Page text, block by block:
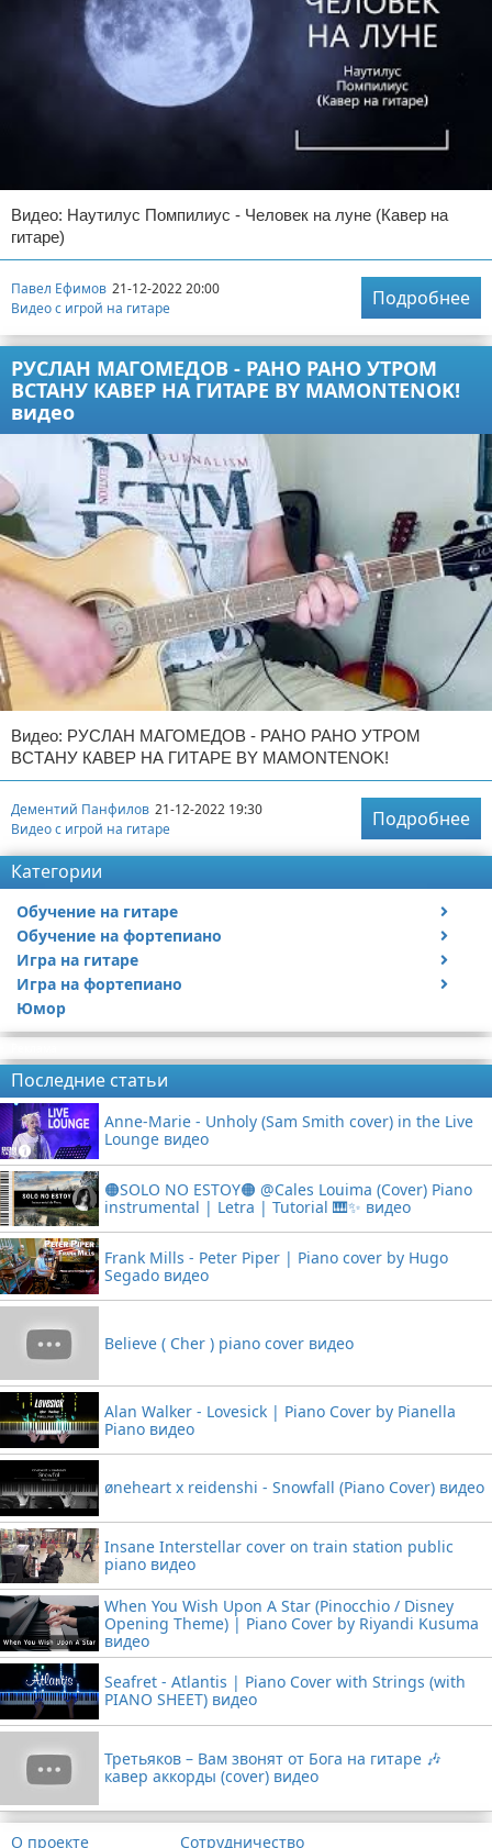
Видео: Наутилус Помпилиус - Человек на луне (Кавер на
гитаре)
Павел Ефимов 21-12-2022 20:00
Видео с игрой на гитаре
Подробнее
РУСЛАН МАГОМЕДОВ - РАНО РАНО УТРОМ
ВСТАНУ КАВЕР НА ГИТАРЕ BY MAMONTENOK!
видео
Видео: РУСЛАН МАГОМЕДОВ - РАНО РАНО УТРОМ
ВСТАНУ КАВЕР НА ГИТАРЕ BY MAMONTENOK!
Дементий Панфилов 21-12-2022 19:30
Видео с игрой на гитаре
Подробнее
Категории
Обучение на гитаре
Видео обучение на гитаре
Обучение на фортепиано
Видео обучение на фортепиано
Игра на гитаре
Видео с игрой на гитаре
Статьи про гитары
Игра на фортепиано
Видео с игрой на фортепиано
Юмор
Последние статьи
Anne-Marie - Unholy (Sam Smith cover) in the Live
Lounge видео
🟠SOLO NO ESTOY🟠 @Cales Louima (Cover) Piano
instrumental | Letra | Tutorial 🎹✨ видео
Frank Mills - Peter Piper | Piano cover by Hugo
Segado видео
Believe ( Cher ) piano cover видео
Alan Walker - Lovesick | Piano Cover by Pianella
Piano видео
øneheart x reidenshi - Snowfall (Piano Cover) видео
Insane Interstellar cover on train station public
piano видео
When You Wish Upon A Star (Pinocchio / Disney
Opening Theme) | Piano Cover by Riyandi Kusuma
видео
Seafret - Atlantis | Piano Cover with Strings (with
PIANO SHEET) видео
Третьяков – Вам звонят от Бога на гитаре 🎶
кавер аккорды (cover) видео
О проекте Сотрудничество